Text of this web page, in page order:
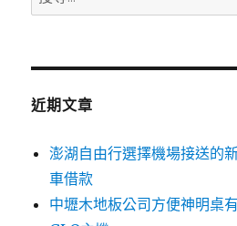
尋
鍵
近期文章
澎湖自由行選擇機場接送的
車借款
中壢木地板公司方便神明桌